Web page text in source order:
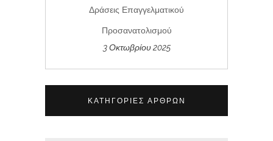
Δράσεις Επαγγελματικού
Προσανατολισμού
3 Οκτωβρίου 2025
ΚΑΤΗΓΟΡΊΕΣ ΆΡΘΡΩΝ